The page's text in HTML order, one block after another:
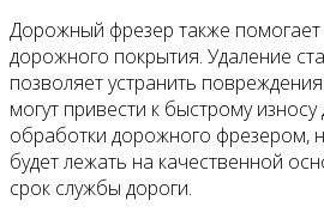
Дорожный фрезер также помогает
дорожного покрытия. Удаление
позволяет устранить
могут привести к быстрому
обработки дорожного фрезером,
будет лежать на качественной
срок службы дороги.